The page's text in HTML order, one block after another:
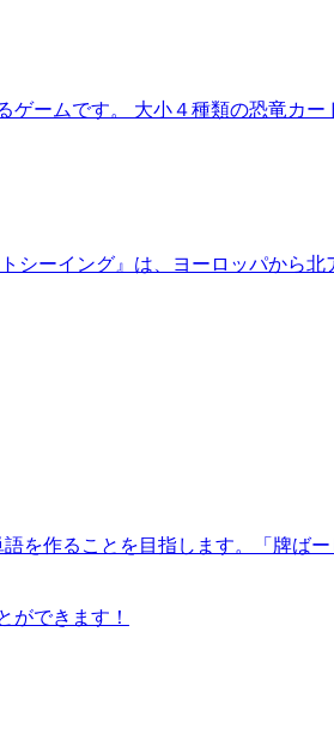
ームです。 大小４種類の恐竜カ
ーイング』は、ヨーロッパから
を作ることを目指します。「牌ば
ができます！